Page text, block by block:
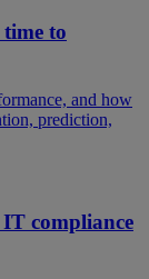
to
and how
prediction,
compliance